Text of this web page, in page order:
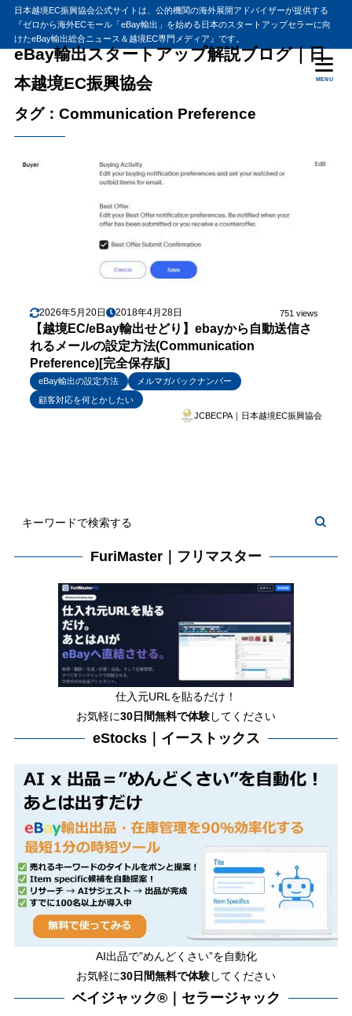
日本越境EC振興協会公式サイトは、公的機関の海外展開アドバイザーが提供する
『ゼロから海外ECモール「eBay輸出」を始める日本のスタートアップセラーに向
けたeBay輸出総合ニュース＆越境EC専門メディア』です。
eBay輸出スタートアップ解説ブログ｜日
本越境EC振興協会
MENU
タグ：Communication Preference
2026年5月20日 2018年4月28日 751 views
【越境EC/eBay輸出せどり】ebayから自動送信さ
れるメールの設定方法(Communication
Preference)[完全保存版]
eBay輸出の設定方法
メルマガバックナンバー
顧客対応を何とかしたい
JCBECPA｜日本越境EC振興協会
FuriMaster｜フリマスター
仕入元URLを貼るだけ！
お気軽に30日間無料で体験してください
eStocks｜イーストックス
AI出品で”めんどくさい”を自動化
お気軽に30日間無料で体験してください
ベイジャック®｜セラージャック